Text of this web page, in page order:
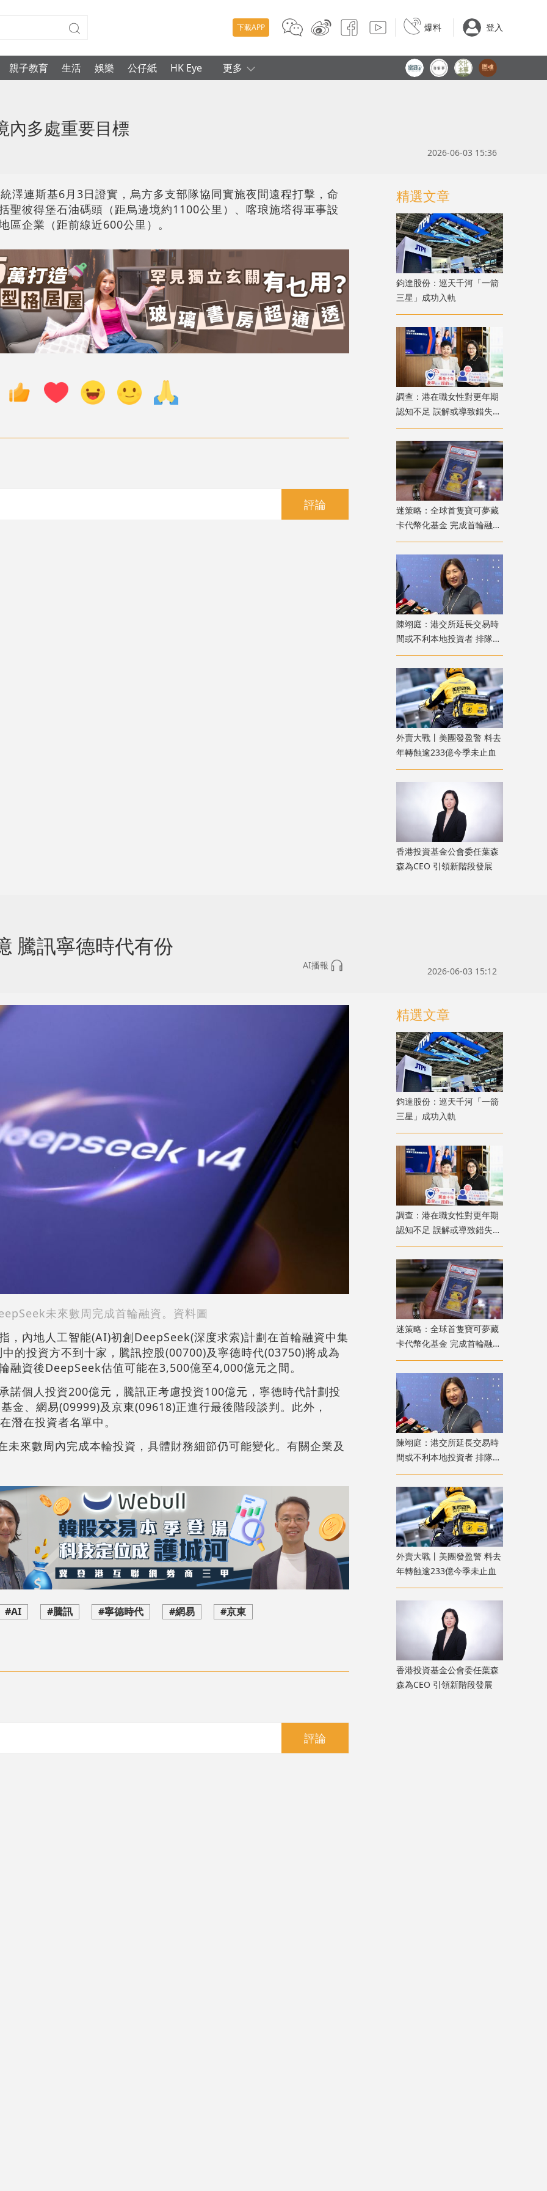
下載APP 爆料 登入
親子教育 生活 娛樂 公仔紙 HK Eye 更多
內多處重要目標
2026-06-03 15:36
澤連斯基6月3日證實，烏方多支部隊協同實施夜間遠程打擊，命
聖彼得堡石油碼頭（距烏邊境約1100公里）、喀琅施塔得軍事設
區企業（距前線近600公里）。
評論
精選文章
鈞達股份：巡天千河「一箭
三星」成功入軌
調查：港在職女性對更年期
認知不足 誤解或導致錯失
「黃金預防期」
迷策略：全球首隻寶可夢藏
卡代幣化基金 完成首輪融資
兼獲超購
陳翊庭：港交所延長交易時
間或不利本地投資者 排隊上
市公司數量創新高
外賣大戰丨美團發盈警 料去
年轉蝕逾233億今季未止血
香港投資基金公會委任葉森
森為CEO 引領新階段發展
騰訊寧德時代有份
AI播報
2026-06-03 15:12
未來數周完成首輪融資。資料圖
，內地人工智能(AI)初創DeepSeek(深度求索)計劃在首輪融資中集
的投資方不到十家，騰訊控股(00700)及寧德時代(03750)將成為
融資後DeepSeek估值可能在3,500億至4,000億元之間。
諾個人投資200億元，騰訊正考慮投資100億元，寧德時代計劃投
金、網易(09999)及京東(09618)正進行最後階段談判。此外，
在投資者名單中。
來數周內完成本輪投資，具體財務細節仍可能變化。有關企業及
#AI #騰訊 #寧德時代 #網易 #京東
評論
精選文章
鈞達股份：巡天千河「一箭
三星」成功入軌
調查：港在職女性對更年期
認知不足 誤解或導致錯失
「黃金預防期」
迷策略：全球首隻寶可夢藏
卡代幣化基金 完成首輪融資
兼獲超購
陳翊庭：港交所延長交易時
間或不利本地投資者 排隊上
市公司數量創新高
外賣大戰丨美團發盈警 料去
年轉蝕逾233億今季未止血
香港投資基金公會委任葉森
森為CEO 引領新階段發展